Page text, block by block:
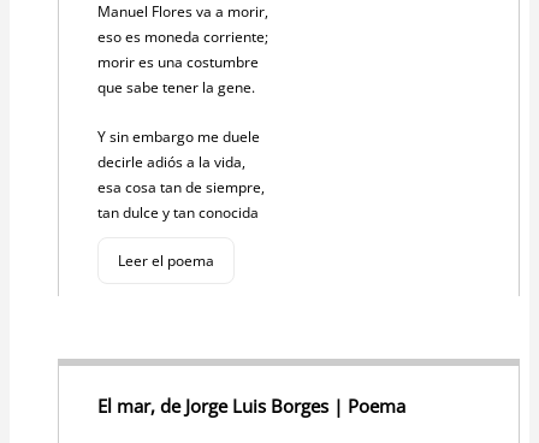
Manuel Flores va a morir,
eso es moneda corriente;
morir es una costumbre
que sabe tener la gene.
Y sin embargo me duele
decirle adiós a la vida,
esa cosa tan de siempre,
tan dulce y tan conocida
Leer el poema
El mar, de Jorge Luis Borges | Poema